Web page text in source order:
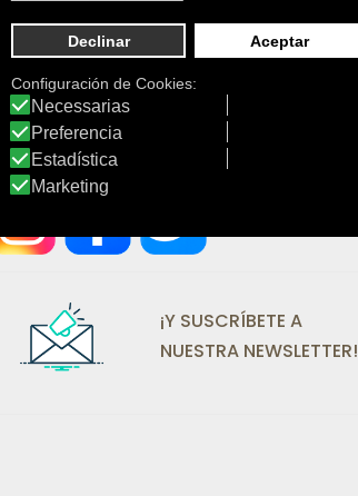
¡SÍGUENOS EN REDES!
¡Y SUSCRÍBETE A
NUESTRA NEWSLETTER!